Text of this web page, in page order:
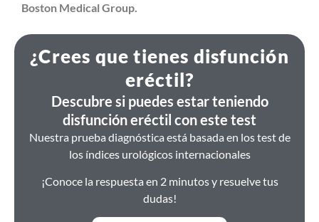
Boston Medical Group.
¿Crees que tienes disfunción
eréctil?
Descubre si puedes estar teniendo
disfunción eréctil con este test
Nuestra prueba diagnóstica está basada en los test de
los índices urológicos internacionales
¡Conoce la respuesta en 2 minutos y resuelve tus
dudas!